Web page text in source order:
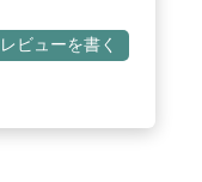
用。さらにひ
更することでエ
レタンの気持
使えるワイド
レビューを書く